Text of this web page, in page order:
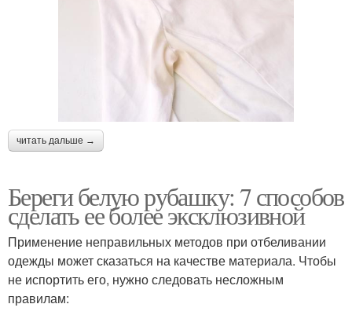
читать дальше →
Береги белую рубашку: 7 способов
сделать ее более эксклюзивной
Применение неправильных методов при отбеливании
одежды может сказаться на качестве материала. Чтобы
не испортить его, нужно следовать несложным
правилам: